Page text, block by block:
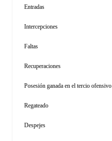
Entradas
Intercepciones
Faltas
Recuperaciones
Posesión ganada en el tercio ofensivo
Regateado
Despejes